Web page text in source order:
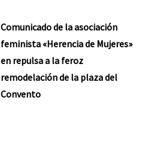
Comunicado de la asociación
feminista «Herencia de Mujeres»
en repulsa a la feroz
remodelación de la plaza del
Convento